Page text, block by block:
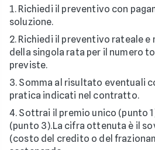
Richiedi il preventivo con
soluzione.
Richiedi il preventivo rateale
della singola rata per il numero
previste.
Somma al risultato eventuali
pratica indicati nel contratto.
Sottrai il premio unico (punto
(punto 3).La cifra ottenuta è il
(costo del credito o del